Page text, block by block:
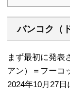
バンコク（
まず最初に発表
アン）＝フーコ
2024年10月27日